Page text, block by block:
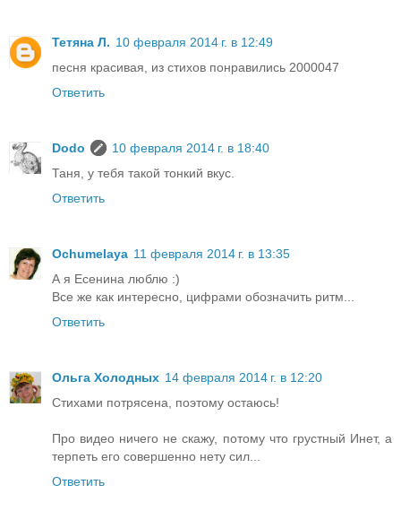
Тетяна Л. 10 февраля 2014 г. в 12:49
песня красивая, из стихов понравились 2000047
Ответить
Dodo
10 февраля 2014 г. в 18:40
Таня, у тебя такой тонкий вкус.
Ответить
Ochumelaya 11 февраля 2014 г. в 13:35
А я Есенина люблю :)
Все же как интересно, цифрами обозначить ритм...
Ответить
Ольга Холодных 14 февраля 2014 г. в 12:20
Стихами потрясена, поэтому остаюсь!
Про видео ничего не скажу, потому что грустный Инет, а
терпеть его совершенно нету сил...
Ответить